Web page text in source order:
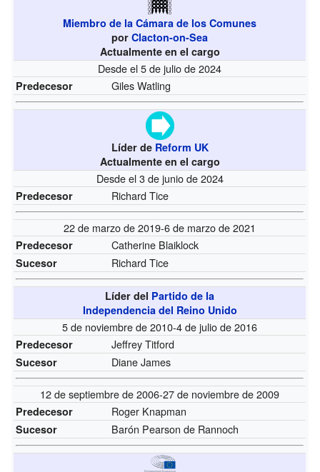
Miembro de la Cámara de los Comunes
porClacton-on-Sea
Actualmente en el cargo
Desde el 5 de julio de 2024
Predecesor Giles Watling
Líder de Reform UK
Actualmente en el cargo
Desde el 3 de junio de 2024
Predecesor Richard Tice
22 de marzo de 2019-6 de marzo de 2021
Predecesor Catherine Blaiklock
Sucesor Richard Tice
Líder del Partido de la
Independencia del Reino Unido
5 de noviembre de 2010-4 de julio de 2016
Predecesor Jeffrey Titford
Sucesor Diane James
12 de septiembre de 2006-27 de noviembre de 2009
Predecesor Roger Knapman
Sucesor Barón Pearson de Rannoch